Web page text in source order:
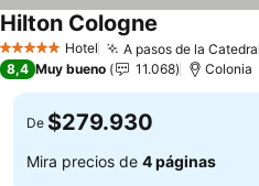
5 Estrellas Hotel A pasos de la
Hilton Cologne
8,4 Muy bueno 11.068 Colonia
De $279.930
Mira precios de 4 páginas